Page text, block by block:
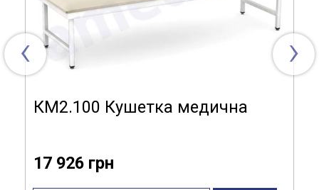
‹
КМ2.100 Кушетка медична
17 926 грн
›